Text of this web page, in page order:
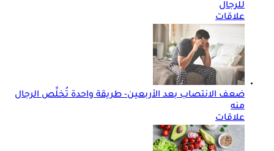
للرجال
علاقات
ضعف الانتصاب بعد الأربعين- طريقة واحدة تُخلِّص الرجال
منه
علاقات